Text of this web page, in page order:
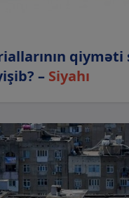
qiyməti
– Siyahı